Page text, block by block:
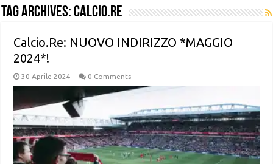
Tag Archives:calcio.re
Calcio.Re: NUOVO INDIRIZZO *MAGGIO
2024*!
30 Aprile 2024 0 Comments